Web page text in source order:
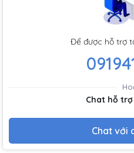
Để được hỗ trợ
Chat hỗ
Chat với